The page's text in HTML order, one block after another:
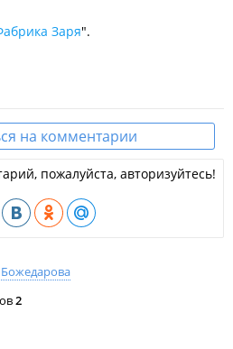
Заря".
на комментарии
пожалуйста, авторизуйтесь!
2